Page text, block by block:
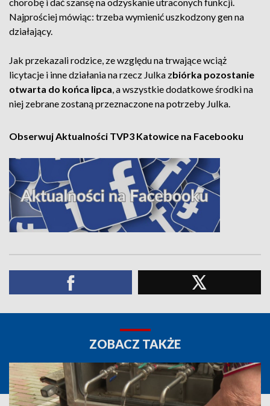
Najprościej mówiąc: trzeba wymienić uszkodzony gen na
działający.
Jak przekazali rodzice, ze względu na trwające wciąż
licytacje i inne działania na rzecz Julka zbiórka pozostanie
otwarta do końca lipca, a wszystkie dodatkowe środki na
niej zebrane zostaną przeznaczone na potrzeby Julka.
Obserwuj Aktualności TVP3 Katowice na Facebooku
ZOBACZ TAKŻE